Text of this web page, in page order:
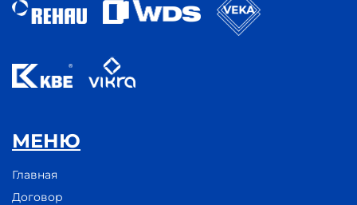
МЕНЮ
Главная
Договор